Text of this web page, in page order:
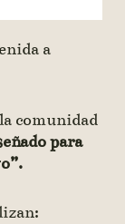
a
comunidad
para